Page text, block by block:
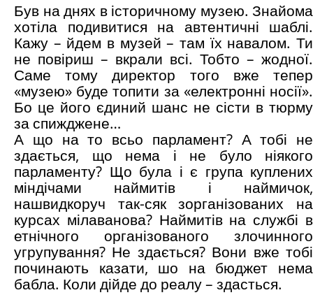
Був на днях в історичному музею. Знайома
хотіла подивитися на автентичні шаблі.
Кажу – йдем в музей – там їх навалом. Ти
не повіриш – вкрали всі. Тобто – жодної.
Саме тому директор того вже тепер
«музею» буде топити за «електронні носії».
Бо це його єдиний шанс не сісти в тюрму
за спижджене…
А що на то всьо парламент? А тобі не
здається, що нема і не було ніякого
парламенту? Що була і є група куплених
міндічами наймитів і наймичок,
нашвидкоруч так-сяк зорганізованих на
курсах мілаванова? Наймитів на службі в
етнічного організованого злочинного
угрупування? Не здається? Вони вже тобі
починають казати, шо на бюджет нема
бабла. Коли дійде до реалу – здасться.